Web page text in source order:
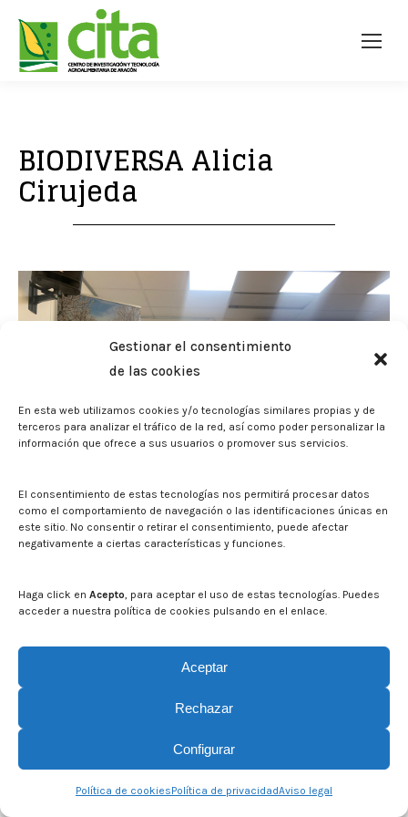
Gestionar el consentimiento
de las cookies
En esta web utilizamos cookies y/o tecnologías similares propias y de
terceros para analizar el tráfico de la red, así como poder personalizar la
información que ofrece a sus usuarios o promover sus servicios.
El consentimiento de estas tecnologías nos permitirá procesar datos
como el comportamiento de navegación o las identificaciones únicas en
este sitio. No consentir o retirar el consentimiento, puede afectar
negativamente a ciertas características y funciones.
Haga click en Acepto, para aceptar el uso de estas tecnologías. Puedes
acceder a nuestra política de cookies pulsando en el enlace.
Aceptar
Rechazar
Configurar
Política de cookiesPolítica de privacidadAviso legal
BIODIVERSA Alicia
Cirujeda
Legal